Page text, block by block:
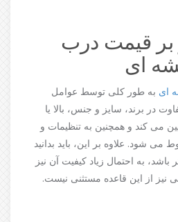
بر قیمت درب
ای
ای به طور کلی توسط عوامل
در برند، سایز و جنس، بالا یا
می کند و همچنین به تنظیمات و
شود. علاوه بر این، باید بدانید
به احتمال زیاد کیفیت آن نیز
نیز از این قاعده مستثنی نیست.